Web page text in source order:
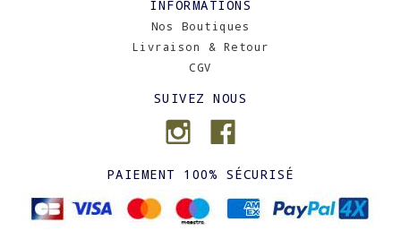
INFORMATIONS
Nos Boutiques
Livraison & Retour
CGV
SUIVEZ NOUS
PAIEMENT 100% SÉCURISÉ